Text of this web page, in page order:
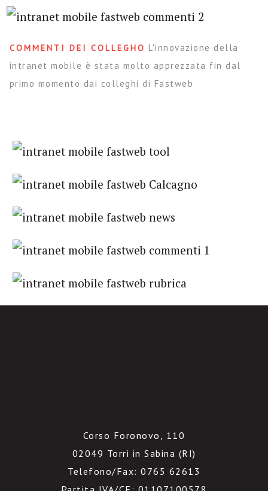
COMMENTI DEI COLLEGHO L'innovazione della
intranet mobile è stata molto apprezzata fin dal
primo momento dai colleghi di Fastweb
Corso Foronovo, 110
02049 Torri in Sabina (RI)
Telefono/Fax: 0765 62613